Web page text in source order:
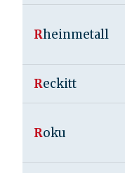
Rheinmetall
Reckitt
Roku